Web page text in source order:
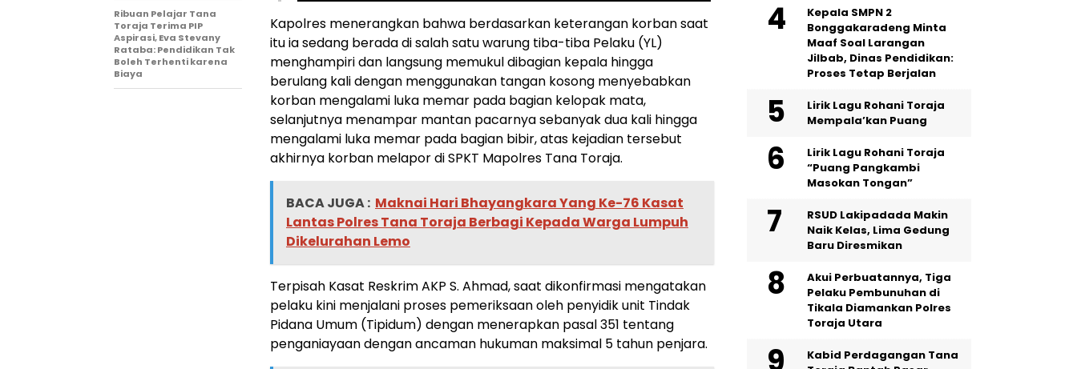
Kapolres menerangkan bahwa berdasarkan keterangan korban saat
itu ia sedang berada di salah satu warung tiba-tiba Pelaku (YL)
menghampiri dan langsung memukul dibagian kepala hingga
berulang kali dengan menggunakan tangan kosong menyebabkan
korban mengalami luka memar pada bagian kelopak mata,
selanjutnya menampar mantan pacarnya sebanyak dua kali hingga
mengalami luka memar pada bagian bibir, atas kejadian tersebut
akhirnya korban melapor di SPKT Mapolres Tana Toraja.
BACA JUGA : Maknai Hari Bhayangkara Yang Ke-76 Kasat
Lantas Polres Tana Toraja Berbagi Kepada Warga Lumpuh
Dikelurahan Lemo
Terpisah Kasat Reskrim AKP S. Ahmad, saat dikonfirmasi mengatakan
pelaku kini menjalani proses pemeriksaan oleh penyidik unit Tindak
Pidana Umum (Tipidum) dengan menerapkan pasal 351 tentang
penganiayaan dengan ancaman hukuman maksimal 5 tahun penjara.
Ribuan Pelajar Tana
Toraja Terima PIP
Aspirasi, Eva Stevany
Rataba: Pendidikan Tak
Boleh Terhenti karena
Biaya
Kepala SMPN 2
Bonggakaradeng Minta
Maaf Soal Larangan
Jilbab, Dinas Pendidikan:
Proses Tetap Berjalan
Lirik Lagu Rohani Toraja
Mempala’kan Puang
Lirik Lagu Rohani Toraja
“Puang Pangkambi
Masokan Tongan”
RSUD Lakipadada Makin
Naik Kelas, Lima Gedung
Baru Diresmikan
Akui Perbuatannya, Tiga
Pelaku Pembunuhan di
Tikala Diamankan Polres
Toraja Utara
Kabid Perdagangan Tana